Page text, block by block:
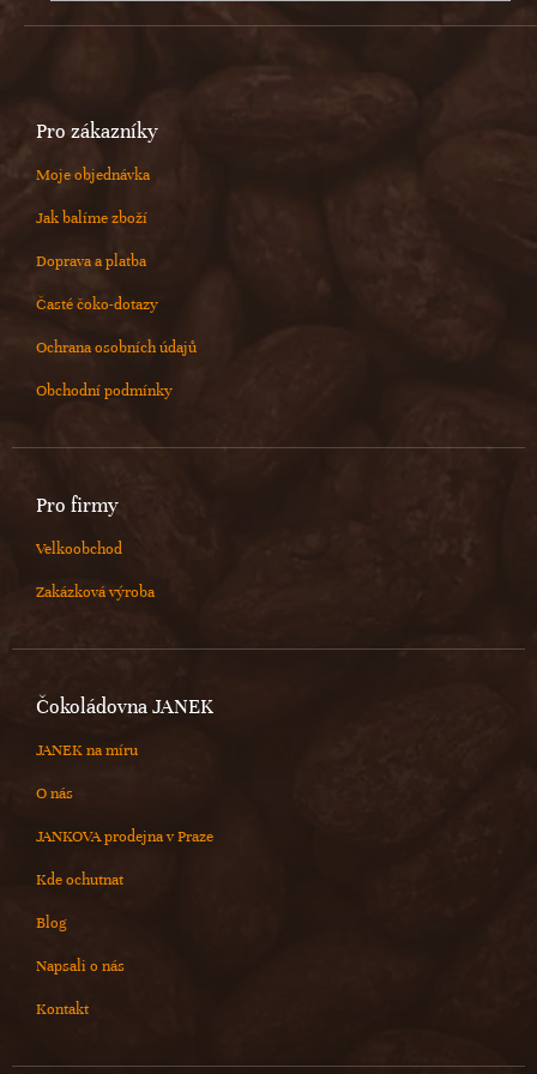
Pro zákazníky
Moje objednávka
Jak balíme zboží
Doprava a platba
Časté čoko-dotazy
Ochrana osobních údajů
Obchodní podmínky
Pro firmy
Velkoobchod
Zakázková výroba
Čokoládovna JANEK
JANEK na míru
O nás
JANKOVA prodejna v Praze
Kde ochutnat
Blog
Napsali o nás
Kontakt